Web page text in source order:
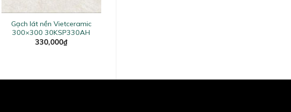
Gạch lát nền Vietceramic
300×300 30KSP330AH
330,000₫